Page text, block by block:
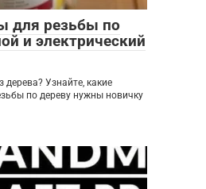
для резьбы по
и электрический
дерева? Узнайте, какие
по дереву нужны новичку